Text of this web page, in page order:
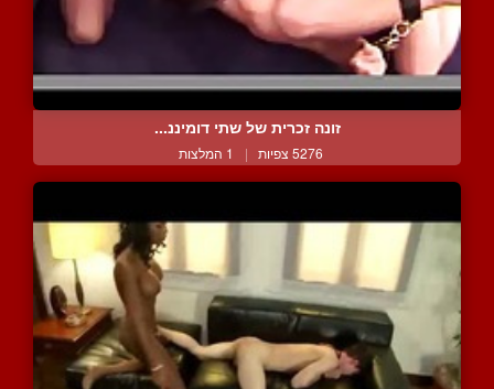
זונה זכרית של שתי דומיננ...
5276 צפיות | 1 המלצות